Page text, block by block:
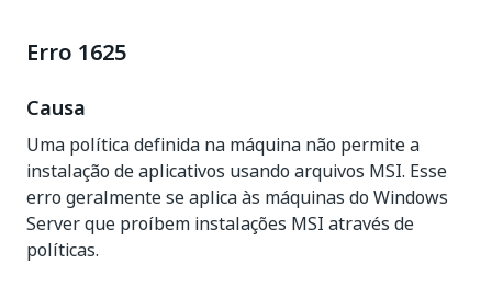
Erro 1625
Causa
Uma política definida na máquina não permite a
instalação de aplicativos usando arquivos MSI. Esse
erro geralmente se aplica às máquinas do Windows
Server que proíbem instalações MSI através de
políticas.